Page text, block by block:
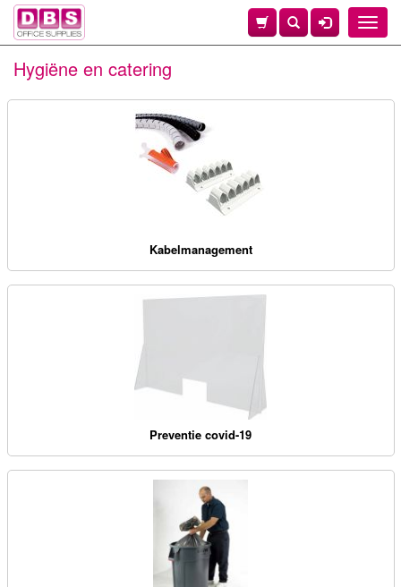
Toggle
Hygiëne en catering
Kabelmanagement
Preventie covid-19